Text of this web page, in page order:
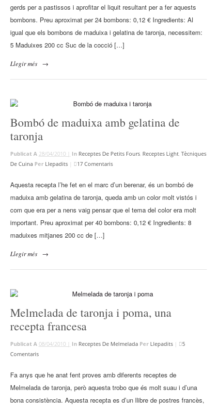
gerds per a pastissos i aprofitar el liquit resultant per a fer aquests
bombons. Preu aproximat per 24 bombons: 0,12 € Ingredients: Al
igual que els bombons de maduixa i gelatina de taronja, necessitem:
5 Maduixes 200 cc Suc de la cocció […]
Llegir més →
Bombó de maduixa amb gelatina de
taronja
Publicat A 28/04/2010 | In Receptes De Petits Fours Receptes Light ,Tècniques
De Cuina Per Llepadits 17 Comentaris
Aquesta recepta l’he fet en el marc d’un berenar, és un bombó de
maduixa amb gelatina de taronja, queda amb un color molt vistós i
com que era per a nens vaig pensar que el tema del color era molt
important. Preu aproximat per 40 bombons: 0,12 € Ingredients: 8
maduixes mitjanes 200 cc de […]
Llegir més →
Melmelada de taronja i poma, una
recepta francesa
Publicat A08/04/2010 | In Receptes De Melmelada Per Llepadits
5
Comentaris
Fa anys que he anat fent proves amb diferents receptes de
Melmelada de taronja, però aquesta trobo que és molt suau i d’una
bona consistència. Aquesta recepta es d’un llibre de postres francès,